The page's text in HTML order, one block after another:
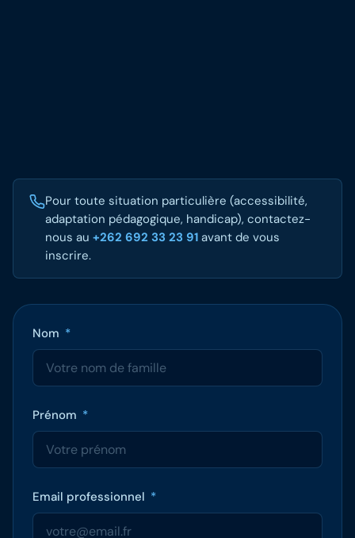
Pour toute situation particulière (accessibilité,
adaptation pédagogique, handicap), contactez-
nous au +262 692 33 23 91 avant de vous
inscrire.
Nom *
Prénom *
Email professionnel *